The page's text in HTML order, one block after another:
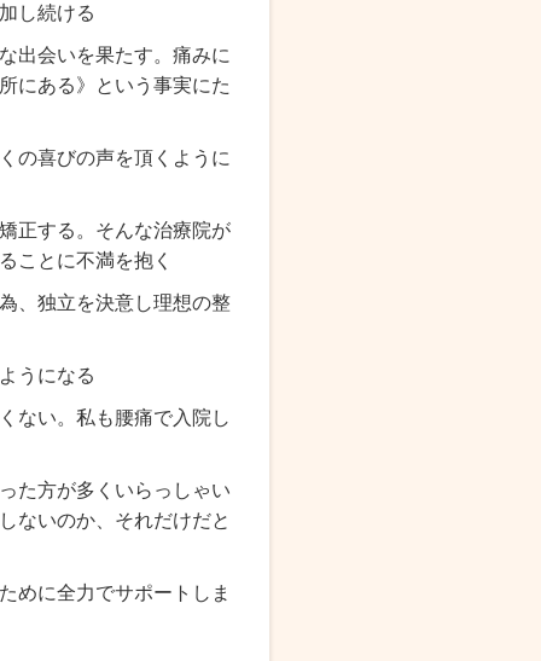
し続ける
出会いを果たす。痛みに
にある》
という事実にた
の喜びの声を頂くように
正する。そんな治療院が
ことに不満を抱く
、 独立を決意し理想の整
うになる
ない。私も腰痛で入院し
た方が多くいらっしゃい
ないのか、それだけだと
めに全力でサポートしま